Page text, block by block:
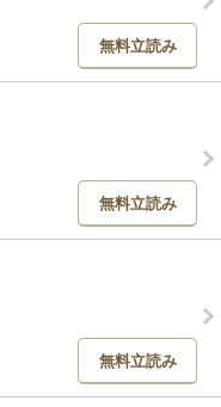
無料立読み
無料立読み
無料立読み